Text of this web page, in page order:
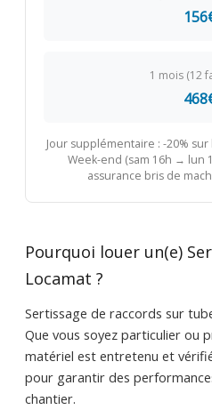
1 mois (12
Jour supplémentaire : -20%
Week-end (sam 16h → lun
assurance bris de
Pourquoi louer un(e)
Locamat ?
Sertissage de raccords sur
Que vous soyez particulier ou
matériel est entretenu et
pour garantir des
chantier.